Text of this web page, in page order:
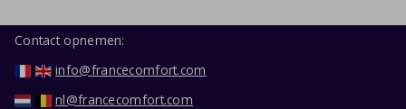
Contact opnemen:
info@francecomfort.com
nl@francecomfort.com